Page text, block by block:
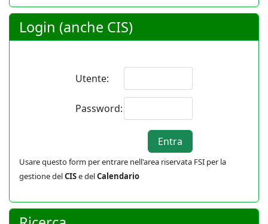
Login (anche CIS)
Utente:
Password:
Usare questo form per entrare nell'area riservata FSI per la
gestione delCISe delCalendario